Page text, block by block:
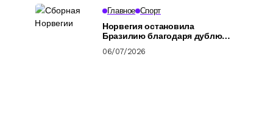
Главное Спорт
Норвегия остановила
Бразилию благодаря дублю
четвертьфинала ЧМ-2026
06/07/2026